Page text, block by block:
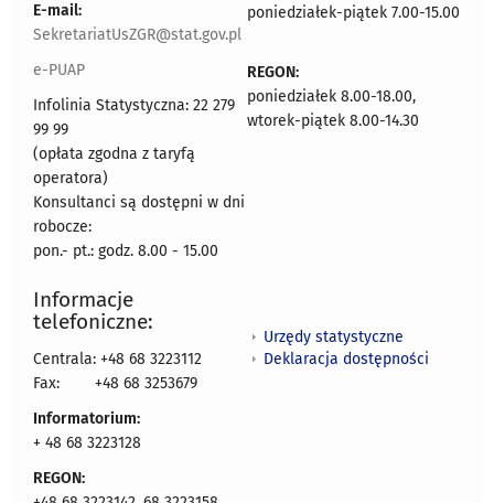
E-mail:
SekretariatUsZGR@stat.gov.pl
e-PUAP
Infolinia Statystyczna: 22 279
99 99
(opłata zgodna z taryfą
operatora)
Konsultanci są dostępni w dni
robocze:
pon.- pt.: godz. 8.00 - 15.00
poniedziałek-piątek 7.00-15.00
REGON:
poniedziałek 8.00-18.00,
wtorek-piątek 8.00-14.30
Informacje
telefoniczne:
Centrala: +48 68 3223112
Fax:
+48 68 3253679
Informatorium:
+ 48 68 3223128
REGON:
Urzędy statystyczne
Deklaracja dostępności